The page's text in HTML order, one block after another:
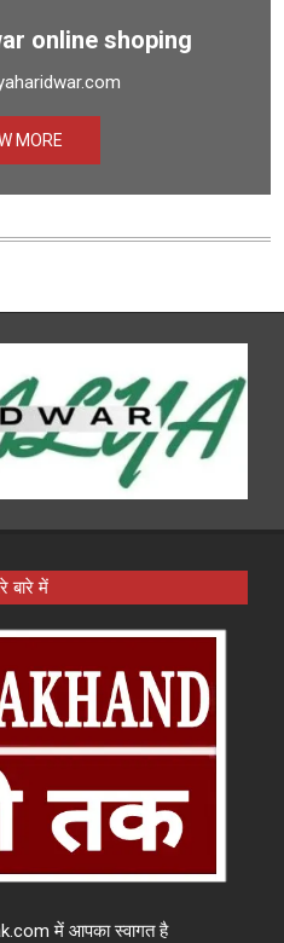
online shoping
MORE
बारे में
में आपका स्वागत है